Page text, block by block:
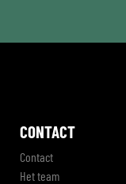
CONTACT
Contact
Het team